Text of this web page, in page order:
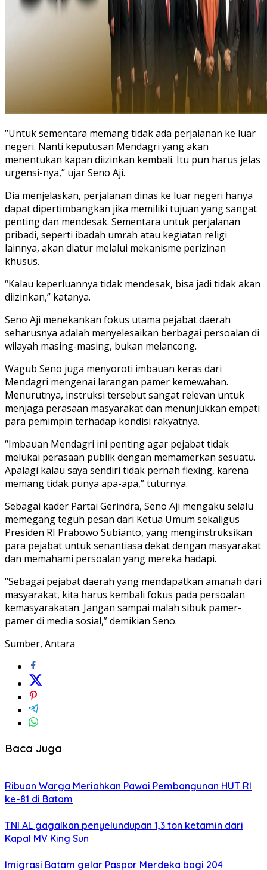
“Untuk sementara memang tidak ada perjalanan ke luar
negeri. Nanti keputusan Mendagri yang akan
menentukan kapan diizinkan kembali. Itu pun harus jelas
urgensi-nya,” ujar Seno Aji.
Dia menjelaskan, perjalanan dinas ke luar negeri hanya
dapat dipertimbangkan jika memiliki tujuan yang sangat
penting dan mendesak. Sementara untuk perjalanan
pribadi, seperti ibadah umrah atau kegiatan religi
lainnya, akan diatur melalui mekanisme perizinan
khusus.
“Kalau keperluannya tidak mendesak, bisa jadi tidak akan
diizinkan,” katanya.
Seno Aji menekankan fokus utama pejabat daerah
seharusnya adalah menyelesaikan berbagai persoalan di
wilayah masing-masing, bukan melancong.
Wagub Seno juga menyoroti imbauan keras dari
Mendagri mengenai larangan pamer kemewahan.
Menurutnya, instruksi tersebut sangat relevan untuk
menjaga perasaan masyarakat dan menunjukkan empati
para pemimpin terhadap kondisi rakyatnya.
“Imbauan Mendagri ini penting agar pejabat tidak
melukai perasaan publik dengan memamerkan sesuatu.
Apalagi kalau saya sendiri tidak pernah flexing, karena
memang tidak punya apa-apa,” tuturnya.
Sebagai kader Partai Gerindra, Seno Aji mengaku selalu
memegang teguh pesan dari Ketua Umum sekaligus
Presiden RI Prabowo Subianto, yang menginstruksikan
para pejabat untuk senantiasa dekat dengan masyarakat
dan memahami persoalan yang mereka hadapi.
“Sebagai pejabat daerah yang mendapatkan amanah dari
masyarakat, kita harus kembali fokus pada persoalan
kemasyarakatan. Jangan sampai malah sibuk pamer-
pamer di media sosial,” demikian Seno.
Sumber, Antara
Baca Juga
Ribuan Warga Meriahkan Pawai Pembangunan HUT RI
ke-81 di Batam
TNI AL gagalkan penyelundupan 1,3 ton ketamin dari
Kapal MV King Sun
Imigrasi Batam gelar Paspor Merdeka bagi 204